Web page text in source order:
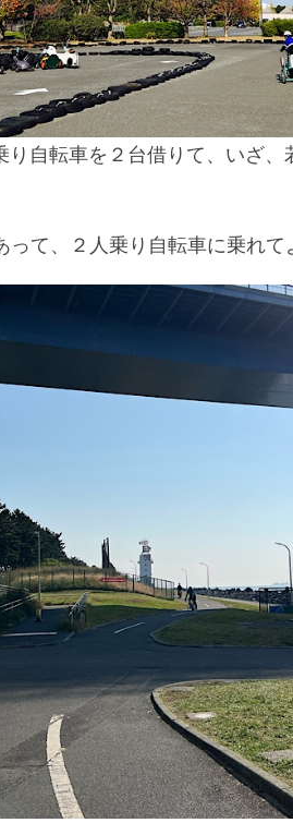
り自転車を２台借りて、いざ
て、２人乗り自転車に乗れて